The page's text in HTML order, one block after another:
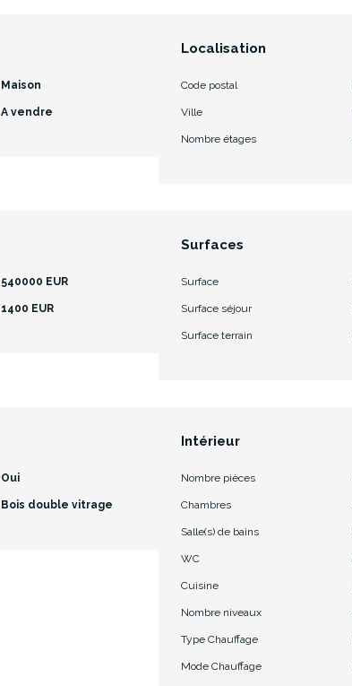
Maison
A vendre
Localisation
Code postal
Ville
Nombre étages
540000 EUR
1400 EUR
Surfaces
Surface
Surface séjour
Surface terrain
Oui
Bois double vitrage
Intérieur
Nombre pièces
Chambres
Salle(s) de bains
WC
Cuisine
Nombre niveaux
Type Chauffage
Mode Chauffage